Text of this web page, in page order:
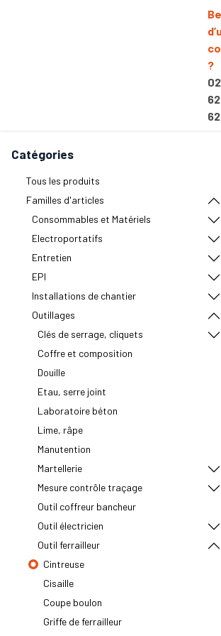
Catégories
Tous les produits
Familles d'articles
Consommables et Matériels
Electroportatifs
Entretien
EPI
Installations de chantier
Outillages
Clés de serrage, cliquets
Coffre et composition
Douille
Etau, serre joint
Laboratoire béton
Lime, râpe
Manutention
Martellerie
Mesure contrôle traçage
Outil coffreur bancheur
Outil électricien
Outil ferrailleur
Cintreuse
Cisaille
Coupe boulon
Griffe de ferrailleur